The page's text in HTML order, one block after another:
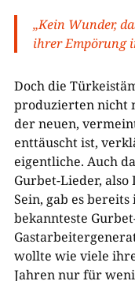
„Kein Wunder,
ihrer Empörung
Doch die
produzierten nicht
der neuen,
enttäuscht ist,
eigentliche. Auch
Gurbet-Lieder,
Sein, gab es
bekannteste
wollte wie viele
Jahren nur für